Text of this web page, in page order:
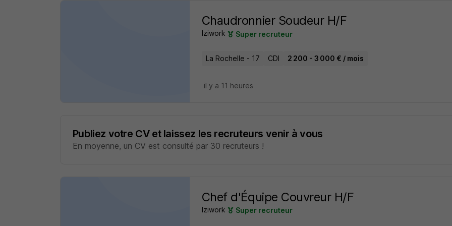
Chaudronnier Soudeur H/F
Iziwork Super recruteur
La Rochelle - 17 CDI 2 200 - 3 000 € / mois
il y a 11 heures
Publiez votre CV et laissez les recruteurs venir à vous
En moyenne, un CV est consulté par 30 recruteurs !
Chef d'Équipe Couvreur H/F
Iziwork Super recruteur